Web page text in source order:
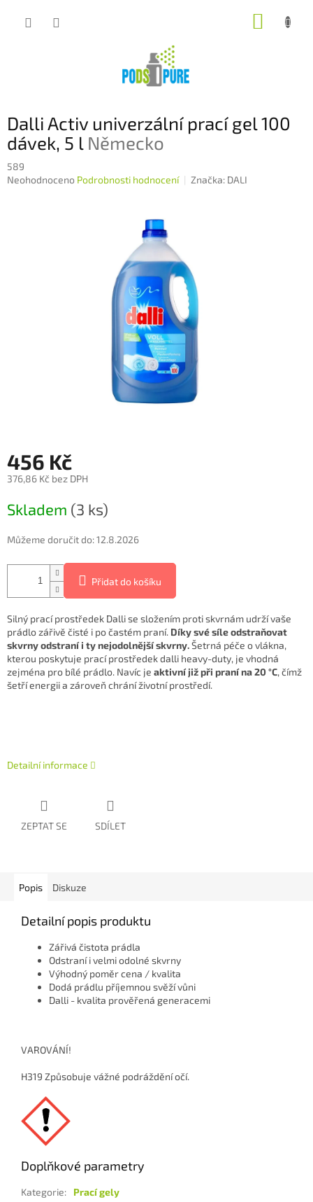
Dalli Activ univerzální prací gel 100
dávek, 5 l Německo
589
Průměrné
Neohodnoceno Podrobnosti hodnocení Značka: DALI
456 Kč
376,86 Kč bez DPH
cena:
Skladem (3 ks)
Můžeme doručit do:12.8.2026
Přidat do košíku
Silný prací prostředek Dalli se složením proti skvrnám udrží vaše
prádlo zářivě čisté i po častém praní. Díky své síle odstraňovat
skvrny odstraní i ty nejodolnější skvrny.Šetrná péče o vlákna,
kterou poskytuje prací prostředek dalli heavy-duty, je vhodná
zejména pro bílé prádlo. Navíc je aktivní již při praní na 20 °C, čímž
šetří energii a zároveň chrání životní prostředí.
Detailní informace
ZEPTAT SE SDÍLET
Popis Diskuze
Detailní popis produktu
Zářivá čistota prádla
Odstraní i velmi odolné skvrny
Výhodný poměr cena / kvalita
Dodá prádlu příjemnou svěží vůni
Dalli - kvalita prověřená generacemi
VAROVÁNÍ!
H319 Způsobuje vážné podráždění očí.
Doplňkové parametry
Kategorie:
Prací gely